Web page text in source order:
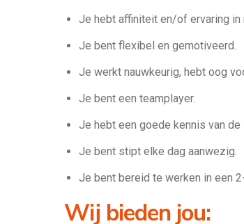
Je hebt affiniteit en/of ervaring in
Je bent flexibel en gemotiveerd.
Je werkt nauwkeurig, hebt oog
Je bent een teamplayer.
Je hebt een goede kennis van de
Je bent stipt elke dag aanwezig.
Je bent bereid te werken in een
Wij bieden jou: